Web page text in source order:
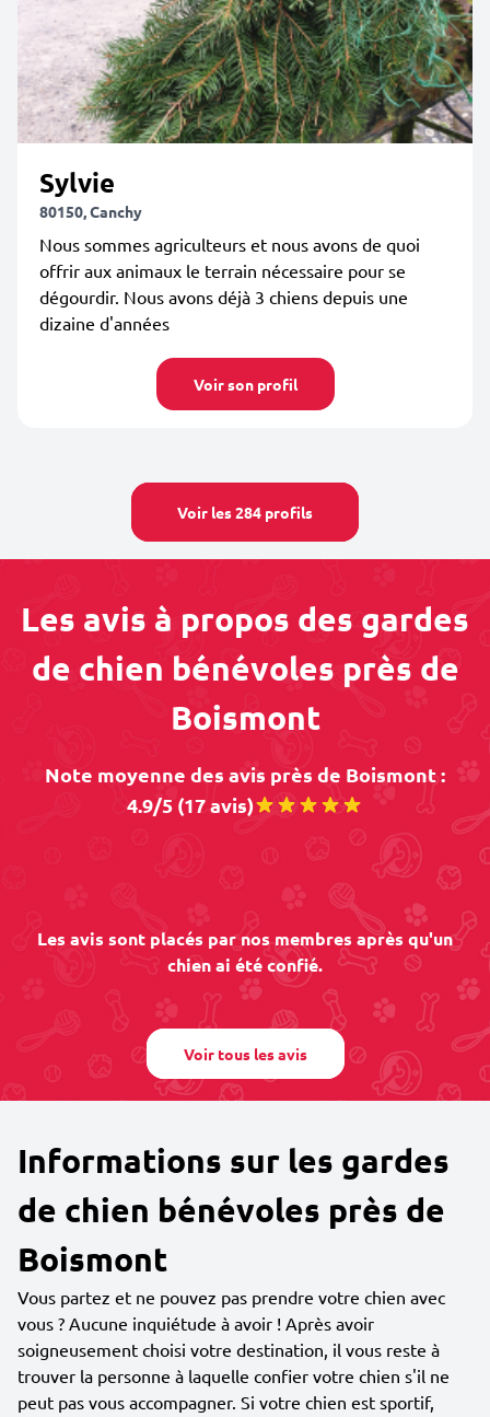
Sylvie
80150, Canchy
Nous sommes agriculteurs et nous avons de quoi
offrir aux animaux le terrain nécessaire pour se
dégourdir. Nous avons déjà 3 chiens depuis une
dizaine d'années
Voir son profil
Voir les 284 profils
Les avis à propos des gardes
de chien bénévoles près de
Boismont
Note moyenne des avis près de Boismont :
4.9/5 (17 avis)
Les avis sont placés par nos membres après qu'un
chien ai été confié.
Voir tous les avis
Informations sur les gardes
de chien bénévoles près de
Boismont
Vous partez et ne pouvez pas prendre votre chien avec
vous ? Aucune inquiétude à avoir ! Après avoir
soigneusement choisi votre destination, il vous reste à
trouver la personne à laquelle confier votre chien s'il ne
peut pas vous accompagner. Si votre chien est sportif,